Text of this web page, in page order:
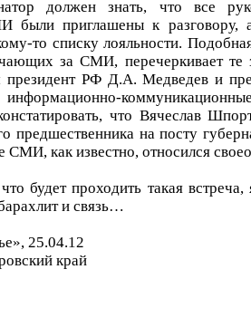
должен знать, что все
были приглашены к разговору,
то списку лояльности.
за СМИ, перечеркивает те
президент РФ Д.А. Медведев и
информационно-
что Вячеслав
предшественника на посту
СМИ, как известно, относился
будет проходить такая
и связь…
25.04.12
край